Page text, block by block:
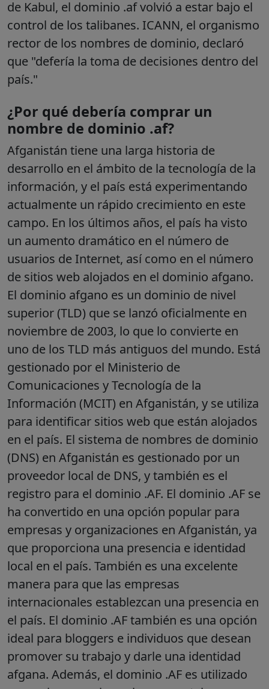
de Kabul, el dominio .af volvió a estar bajo el
control de los talibanes. ICANN, el organismo
rector de los nombres de dominio, declaró
que "defería la toma de decisiones dentro del
país."
¿Por qué debería comprar un
nombre de dominio .af?
Afganistán tiene una larga historia de
desarrollo en el ámbito de la tecnología de la
información, y el país está experimentando
actualmente un rápido crecimiento en este
campo. En los últimos años, el país ha visto
un aumento dramático en el número de
usuarios de Internet, así como en el número
de sitios web alojados en el dominio afgano.
El dominio afgano es un dominio de nivel
superior (TLD) que se lanzó oficialmente en
noviembre de 2003, lo que lo convierte en
uno de los TLD más antiguos del mundo. Está
gestionado por el Ministerio de
Comunicaciones y Tecnología de la
Información (MCIT) en Afganistán, y se utiliza
para identificar sitios web que están alojados
en el país. El sistema de nombres de dominio
(DNS) en Afganistán es gestionado por un
proveedor local de DNS, y también es el
registro para el dominio .AF. El dominio .AF se
ha convertido en una opción popular para
empresas y organizaciones en Afganistán, ya
que proporciona una presencia e identidad
local en el país. También es una excelente
manera para que las empresas
internacionales establezcan una presencia en
el país. El dominio .AF también es una opción
ideal para bloggers e individuos que desean
promover su trabajo y darle una identidad
afgana. Además, el dominio .AF es utilizado